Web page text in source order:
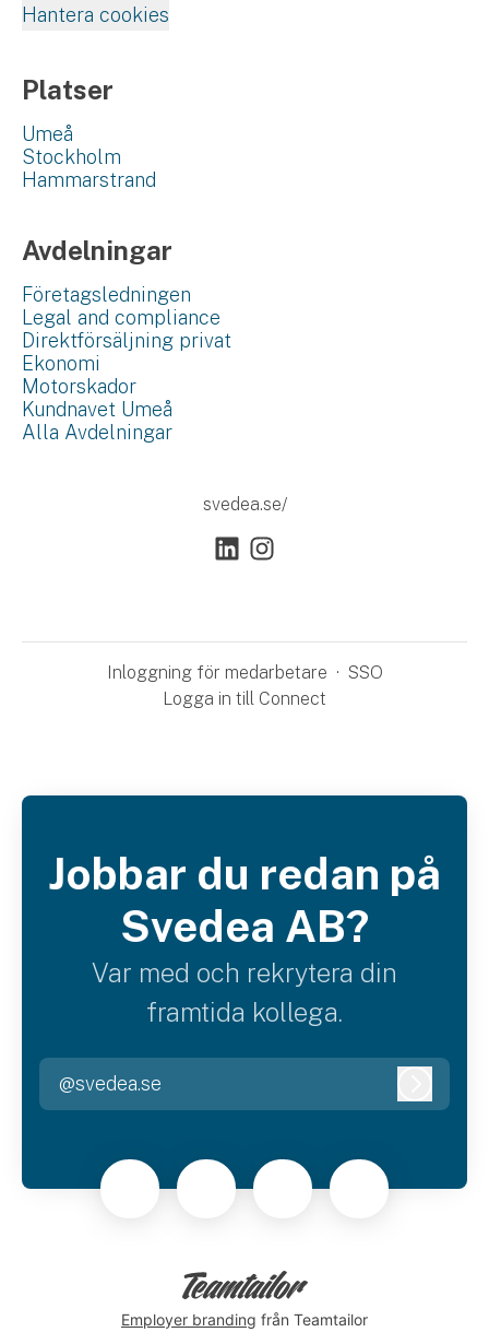
Hantera cookies
Platser
Umeå
Stockholm
Hammarstrand
Avdelningar
Företagsledningen
Legal and compliance
Direktförsäljning privat
Ekonomi
Motorskador
Kundnavet Umeå
Alla Avdelningar
svedea.se/
Inloggning för medarbetare · SSO
Logga in till Connect
Jobbar du redan på
Svedea AB?
Var med och rekrytera din
framtida kollega.
@svedea.se
Employer branding från Teamtailor